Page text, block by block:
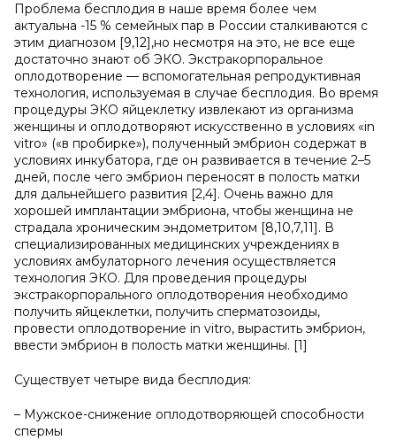
Проблема бесплодия в наше время более чем
актуальна -15 % семейных пар в России сталкиваются с
этим диагнозом [9,12],но несмотря на это, не все еще
достаточно знают об ЭКО. Экстракорпоральное
оплодотворение — вспомогательная репродуктивная
технология, используемая в случае бесплодия. Во время
процедуры ЭКО яйцеклетку извлекают из организма
женщины и оплодотворяют искусственно в условиях «in
vitro» («в пробирке»), полученный эмбрион содержат в
условиях инкубатора, где он развивается в течение 2–5
дней, после чего эмбрион переносят в полость матки
для дальнейшего развития [2,4]. Очень важно для
хорошей имплантации эмбриона, чтобы женщина не
страдала хроническим эндометритом [8,10,7,11]. В
специализированных медицинских учреждениях в
условиях амбулаторного лечения осуществляется
технология ЭКО. Для проведения процедуры
экстракорпорального оплодотворения необходимо
получить яйцеклетки, получить сперматозоиды,
провести оплодотворение in vitro, вырастить эмбрион,
ввести эмбрион в полость матки женщины. [1]
Существует четыре вида бесплодия:
– Мужское-снижение оплодотворяющей способности
спермы